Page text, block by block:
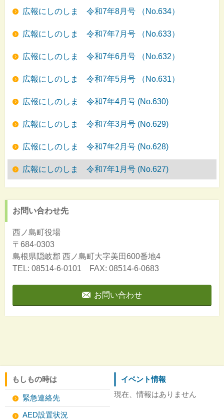
広報にしのしま 令和7年8月号 （No.634）
広報にしのしま 令和7年7月号 （No.633）
広報にしのしま 令和7年6月号 （No.632）
広報にしのしま 令和7年5月号 （No.631）
広報にしのしま 令和7年4月号 (No.630)
広報にしのしま 令和7年3月号 (No.629)
広報にしのしま 令和7年2月号 (No.628)
広報にしのしま 令和7年1月号 (No.627)
お問い合わせ先
西ノ島町役場
〒684-0303
島根県隠岐郡 西ノ島町大字美田600番地4
TEL: 08514-6-0101 FAX: 08514-6-0683
お問い合わせ
もしもの時は
緊急連絡先
AED設置状況
イベント情報
現在、情報はありません